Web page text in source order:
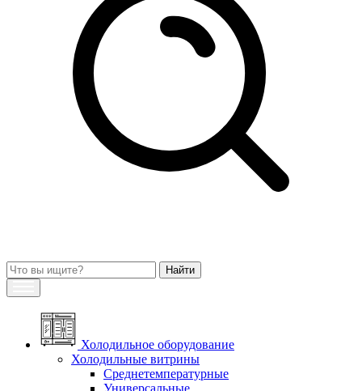
Холодильное оборудование
Холодильные витрины
Среднетемпературные
Универсальные